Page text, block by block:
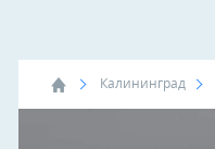
Калининград